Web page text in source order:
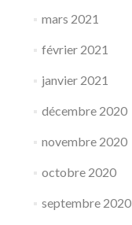
mars 2021
février 2021
janvier 2021
décembre 2020
novembre 2020
octobre 2020
septembre 2020